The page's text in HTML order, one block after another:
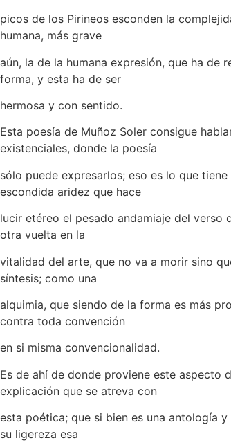
picos de los Pirineos esconden la
humana, más grave
aún, la de la humana expresión, que ha de
forma, y esta ha de ser
hermosa y con sentido.
Esta poesía de Muñoz Soler consigue
existenciales, donde la poesía
sólo puede expresarlos; eso es lo que
escondida aridez que hace
lucir etéreo el pesado andamiaje del verso
otra vuelta en la
vitalidad del arte, que no va a morir sino
síntesis; como una
alquimia, que siendo de la forma es más
contra toda convención
en si misma convencionalidad.
Es de ahí de donde proviene este aspecto
explicación que se atreva con
esta poética; que si bien es una antología
su ligereza esa